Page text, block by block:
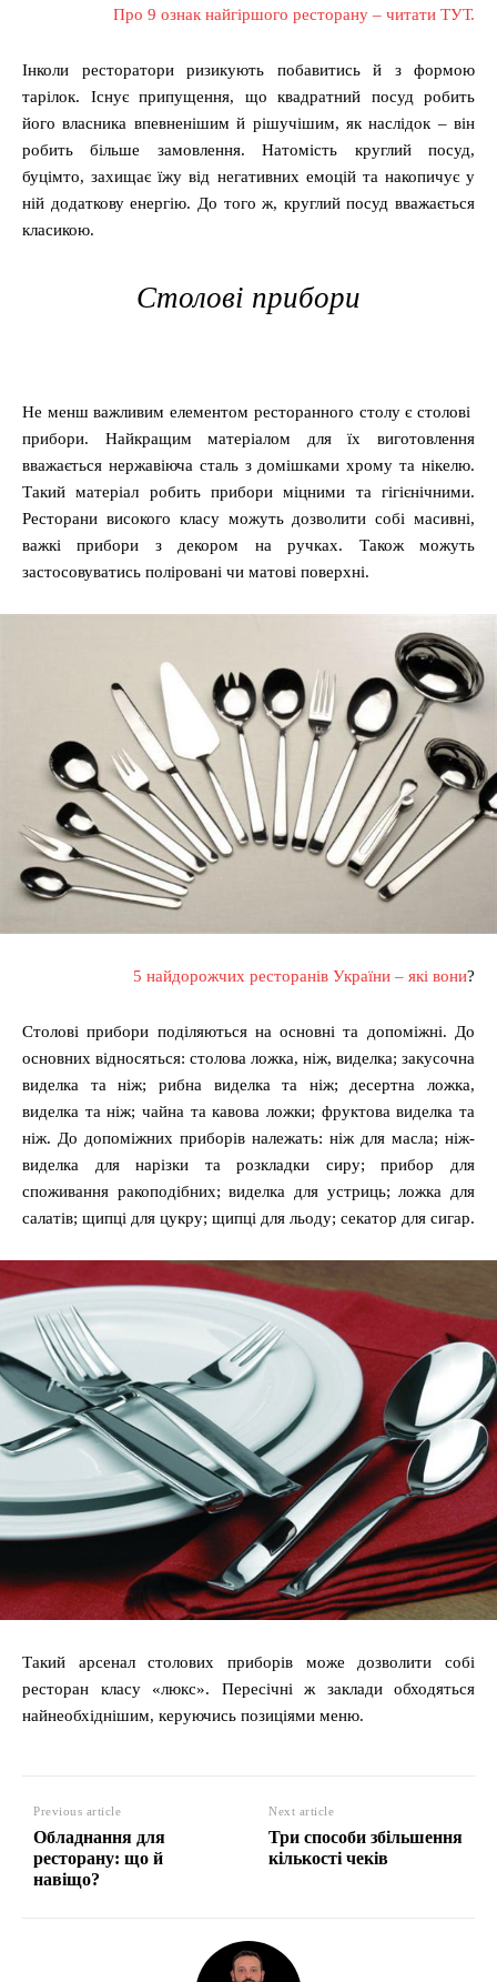
Про 9 ознак найгіршого ресторану – читати ТУТ.
Інколи ресторатори ризикують побавитись й з формою
тарілок. Існує припущення, що квадратний посуд робить
його власника впевненішим й рішучішим, як наслідок ‒ він
робить більше замовлення. Натомість круглий посуд,
буцімто, захищає їжу від негативних емоцій та накопичує у
ній додаткову енергію. До того ж, круглий посуд вважається
класикою.
Столові прибори
Не менш важливим елементом ресторанного столу є столові
прибори. Найкращим матеріалом для їх виготовлення
вважається нержавіюча сталь з домішками хрому та нікелю.
Такий матеріал робить прибори міцними та гігієнічними.
Ресторани високого класу можуть дозволити собі масивні,
важкі прибори з декором на ручках. Також можуть
застосовуватись поліровані чи матові поверхні.
5 найдорожчих ресторанів України – які вони?
Столові прибори поділяються на основні та допоміжні. До
основних відносяться: столова ложка, ніж, виделка; закусочна
виделка та ніж; рибна виделка та ніж; десертна ложка,
виделка та ніж; чайна та кавова ложки; фруктова виделка та
ніж. До допоміжних приборів належать: ніж для масла; ніж-
виделка для нарізки та розкладки сиру; прибор для
споживання ракоподібних; виделка для устриць; ложка для
салатів; щипці для цукру; щипці для льоду; секатор для сигар.
Такий арсенал столових приборів може дозволити собі
ресторан класу «люкс». Пересічні ж заклади обходяться
найнеобхіднішим, керуючись позиціями меню.
Previous article
Обладнання для
ресторану: що й
навіщо?
Next article
Три способи збільшення
кількості чеків